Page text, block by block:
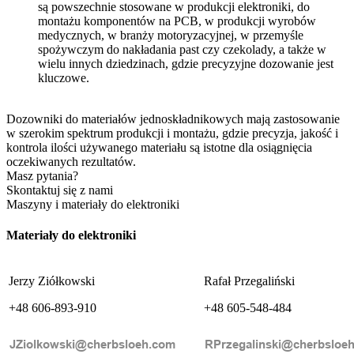
są powszechnie stosowane w produkcji elektroniki, do
montażu komponentów na PCB, w produkcji wyrobów
medycznych, w branży motoryzacyjnej, w przemyśle
spożywczym do nakładania past czy czekolady, a także w
wielu innych dziedzinach, gdzie precyzyjne dozowanie jest
kluczowe.
Dozowniki do materiałów jednoskładnikowych mają zastosowanie
w szerokim spektrum produkcji i montażu, gdzie precyzja, jakość i
kontrola ilości używanego materiału są istotne dla osiągnięcia
oczekiwanych rezultatów.
Masz pytania?
Skontaktuj się z nami
Maszyny i materiały do elektroniki
Materiały do elektroniki
Jerzy Ziółkowski
+48 606-893-910
Rafał Przegaliński
+48 605-548-484